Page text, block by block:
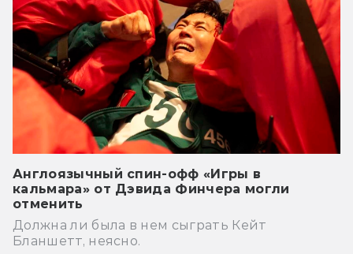
Англоязычный спин-офф «Игры в
кальмара» от Дэвида Финчера могли
отменить
Должна ли была в нем сыграть Кейт
Бланшетт, неясно.